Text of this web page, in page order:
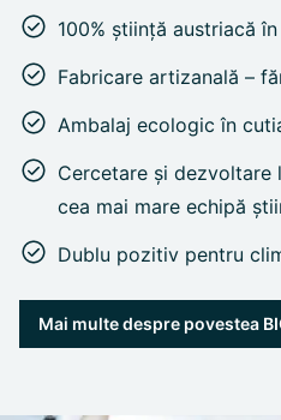
100% știință austriacă
Fabricare artizanală –
Ambalaj ecologic în
Cercetare și dezvoltare
cea mai mare echipă
Dublu pozitiv pentru
Mai multe despre povestea